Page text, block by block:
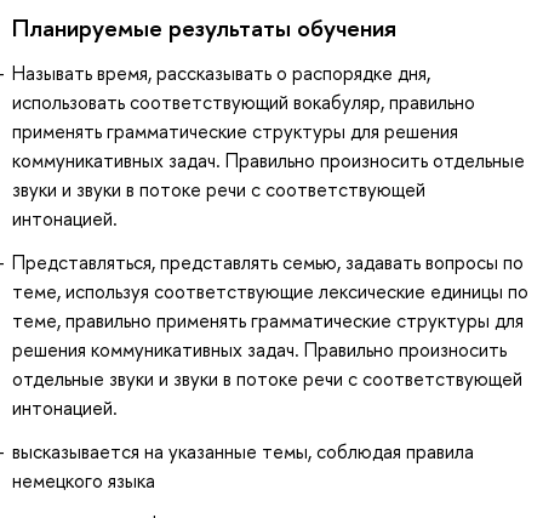
Планируемые результаты обучения
Называть время, рассказывать о распорядке дня,
использовать соответствующий вокабуляр, правильно
применять грамматические структуры для решения
коммуникативных задач. Правильно произносить отдельные
звуки и звуки в потоке речи с соответствующей
интонацией.
Представляться, представлять семью, задавать вопросы по
теме, используя соответствующие лексические единицы по
теме, правильно применять грамматические структуры для
решения коммуникативных задач. Правильно произносить
отдельные звуки и звуки в потоке речи с соответствующей
интонацией.
высказывается на указанные темы, соблюдая правила
немецкого языка